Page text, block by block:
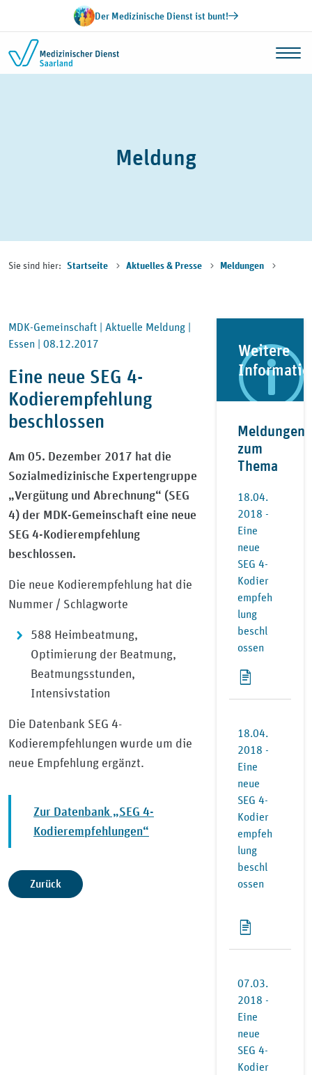
Zum Inhalt springenDer Medizinische Dienst ist bunt!
Meldung
Sie sind hier: Startseite Aktuelles & Presse Meldungen
MDK-Gemeinschaft | Aktuelle Meldung |
Essen | 08.12.2017
Eine neue SEG 4-
Kodierempfehlung
beschlossen
Am 05. Dezember 2017 hat die
Sozialmedizinische Expertengruppe
„Vergütung und Abrechnung“ (SEG
4) der MDK-Gemeinschaft eine neue
SEG 4-Kodierempfehlung
beschlossen.
Die neue Kodierempfehlung hat die
Nummer / Schlagworte
588 Heimbeatmung,
Optimierung der Beatmung,
Beatmungsstunden,
Intensivstation
Die Datenbank SEG 4-
Kodierempfehlungen wurde um die
neue Empfehlung ergänzt.
Zur Datenbank „SEG 4-
Kodierempfehlungen“
Zurück
Weitere
Meldungen
zum
Thema
18.04.
2018 -
Eine
neue
SEG 4-
Kodier
empfeh
lung
beschl
ossen
18.04.
2018 -
Eine
neue
SEG 4-
Kodier
empfeh
lung
beschl
ossen
07.03.
2018 -
Eine
neue
SEG 4-
Kodier